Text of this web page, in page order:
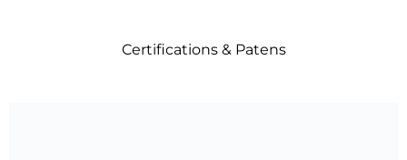
Certifications & Patens